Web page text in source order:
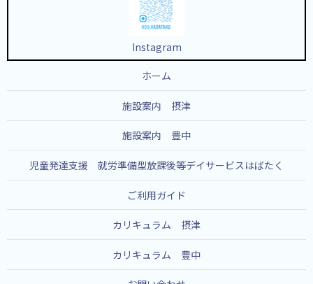
Instagram
ホーム
施設案内 摂津
施設案内 豊中
児童発達支援 就労準備型放課後等デイサービスはばたく
ご利用ガイド
カリキュラム 摂津
カリキュラム 豊中